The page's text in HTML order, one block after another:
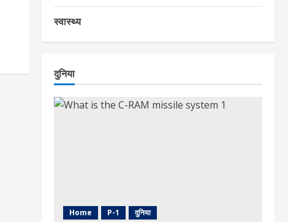
स्वास्थ्य
दुनिया
Home P-1 दुनिया